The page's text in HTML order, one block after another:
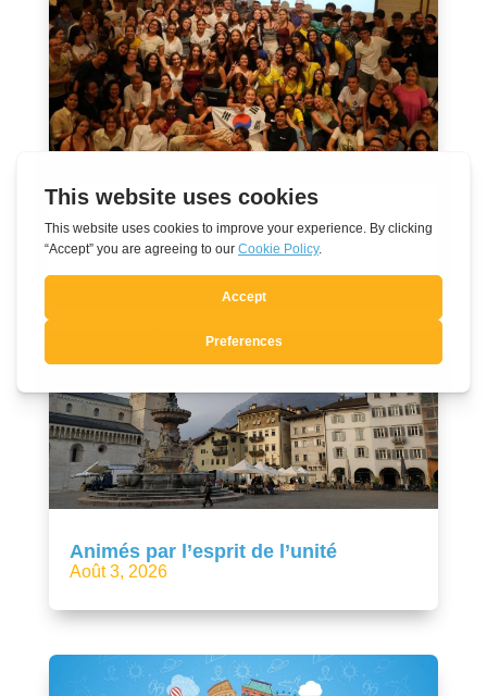
En route vers les JMJ 2027 à Séoul
Août 7, 2026
Animés par l’esprit de l’unité
Août 3, 2026